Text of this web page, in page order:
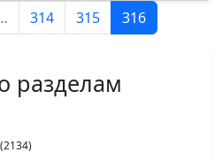
314 315 316
разделам
(2134)